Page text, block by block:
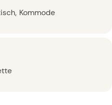
Kommode